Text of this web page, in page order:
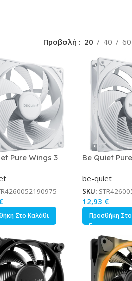
Προβολή 20 40 60
Pure Wings 3
4-Pin PWM Λευκό
Στο Καλάθι
Be Quiet
Σύνδεση 4-Pin
be-quiet
SKU:
12,93 €
Προσθήκη